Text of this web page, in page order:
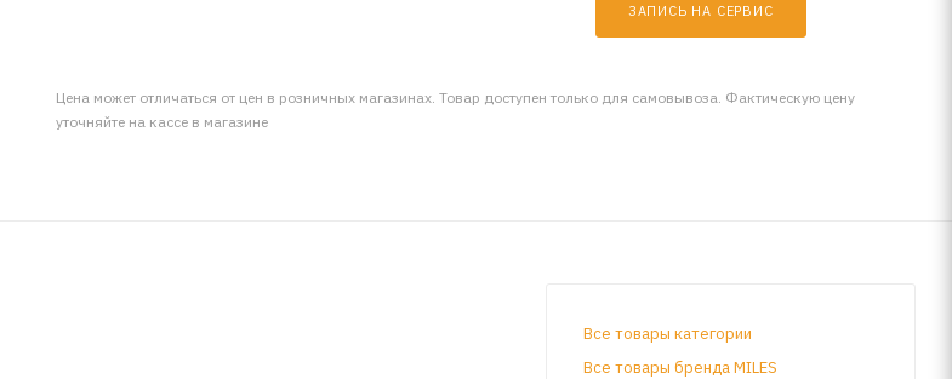
ЗАПИСЬ НА СЕРВИС
Цена может отличаться от цен в розничных магазинах. Товар доступен только для самовывоза. Фактическую цену
уточняйте на кассе в магазине
Все товары категории
Все товары бренда MILES